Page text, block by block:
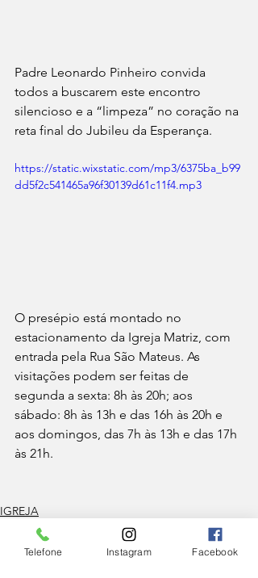
Padre Leonardo Pinheiro convida
todos a buscarem este encontro
silencioso e a “limpeza” no coração na
reta final do Jubileu da Esperança.
https://static.wixstatic.com/mp3/6375ba_b99
dd5f2c541465a96f30139d61c11f4.mp3
O presépio está montado no
estacionamento da Igreja Matriz, com
entrada pela Rua São Mateus. As
visitações podem ser feitas de
segunda a sexta: 8h às 20h; aos
sábado: 8h às 13h e das 16h às 20h e
aos domingos, das 7h às 13h e das 17h
às 21h.
IGREJA
Telefone Instagram Facebook